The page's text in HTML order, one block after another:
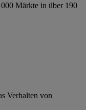
Märkte in über 190
Verhalten von